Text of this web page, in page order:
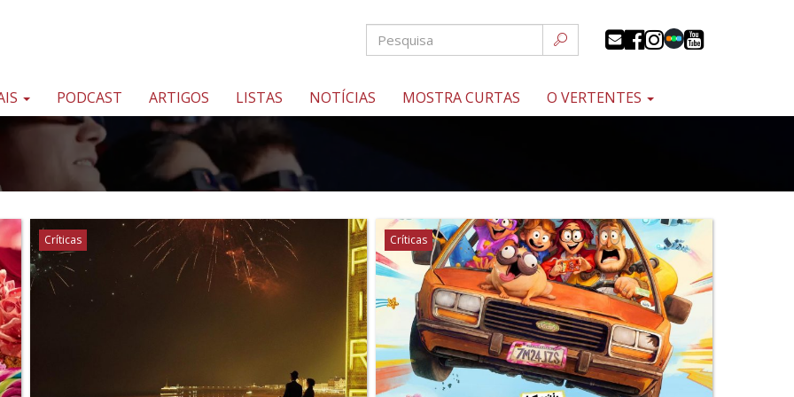
PODCAST ARTIGOS LISTAS NOTÍCIAS MOSTRA CURTAS O VERTENTES
Críticas Críticas